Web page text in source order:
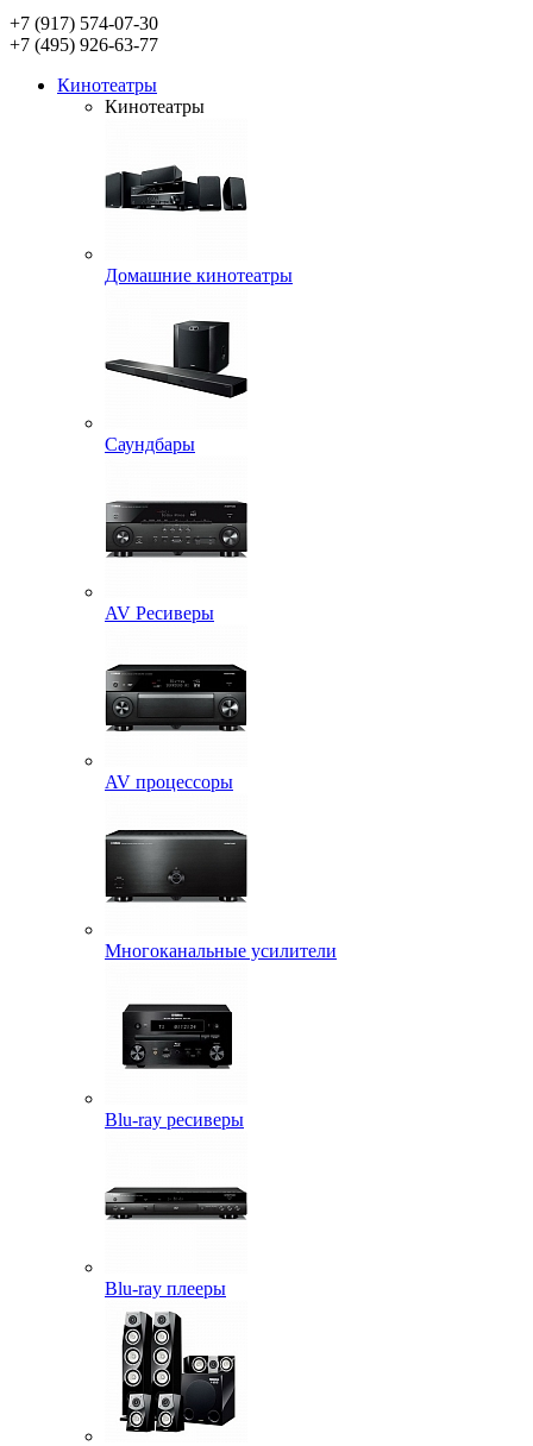
+7 (917) 574-07-30
+7 (495) 926-63-77
Кинотеатры
Кинотеатры
Домашние кинотеатры
Саундбары
AV Ресиверы
AV процессоры
Многоканальные усилители
Blu-ray ресиверы
Blu-ray плееры